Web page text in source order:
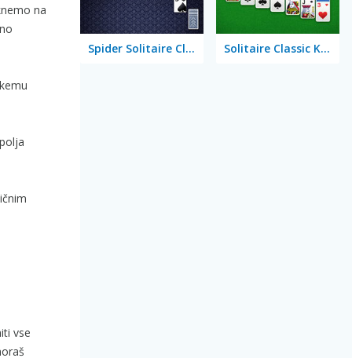
na
vse
Spider Solitaire Classic Solitaire Classic Klondike